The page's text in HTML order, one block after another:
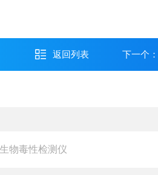
返回列表 下一个：